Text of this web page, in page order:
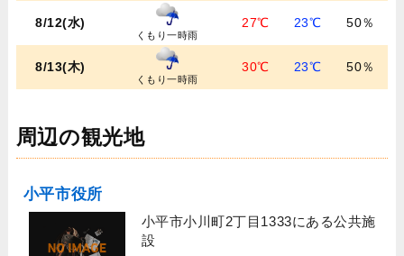
8/12(水)
くもり一時雨
27℃ 23℃ 50％
8/13(木)
くもり一時雨
30℃ 23℃ 50％
周辺の観光地
小平市役所
小平市小川町2丁目1333にある公共施
設